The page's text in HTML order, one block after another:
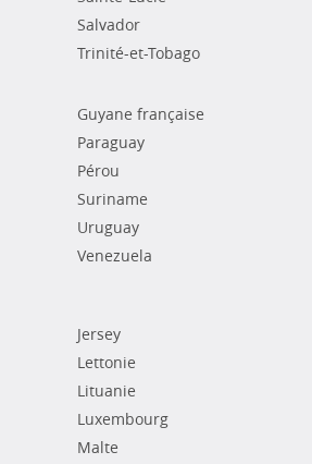
Salvador
Trinité-et-Tobago
Guyane française
Paraguay
Pérou
Suriname
Uruguay
Venezuela
Jersey
Lettonie
Lituanie
Luxembourg
Malte